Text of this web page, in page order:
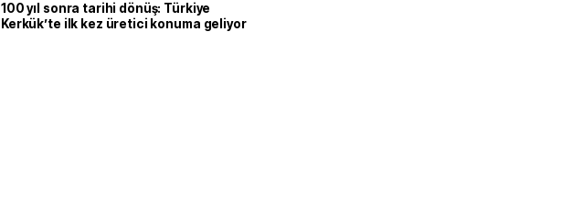
100 yıl sonra tarihi dönüş: Türkiye
Kerkük’te ilk kez üretici konuma geliyor